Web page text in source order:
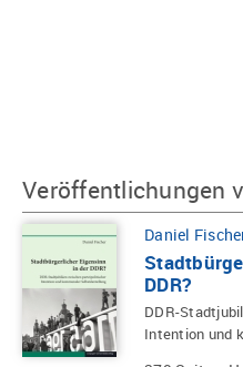
Veröffentlichungen
Daniel
DDR?
DDR-
Intention und